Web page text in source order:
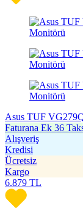
Asus TUF
Faturana Ek 36
Alışveriş
Kredisi
Ücretsiz
Kargo
6.879 TL